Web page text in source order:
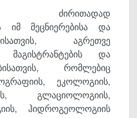
ძირითადად
იმ მეცნიერებისა და
აგრეთვე
მაგისტრანტების და
რომლებიც
ეკოლოგიის,
გლაციოლოგიის,
ჰიდროგეოლოგიის